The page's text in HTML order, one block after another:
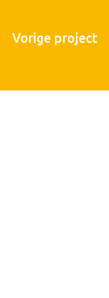
Vorige project